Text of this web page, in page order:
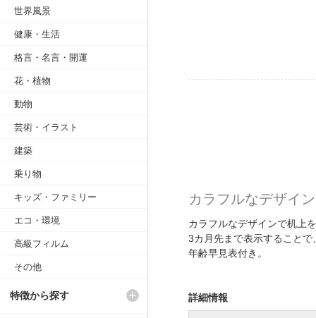
カラフルなデザイ
カラフルなデザインで机上
3カ月先まで表示すること
年齢早見表付き。
詳細情報
世界風景
健康・生活
格言・名言・開運
花・植物
動物
芸術・イラスト
建築
乗り物
キッズ・ファミリー
エコ・環境
高級フィルム
その他
特徴から探す